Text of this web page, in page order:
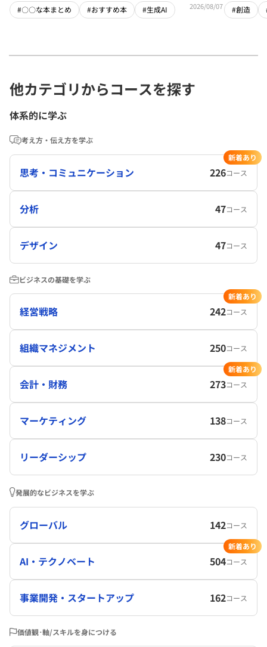
#〇〇な本まとめ #おすすめ本 #生成AI 2026/08/07 #創造
他カテゴリからコースを探す
体系的に学ぶ
考え方・伝え方を学ぶ
思考・コミュニケーション 226コース
新着あり
分析 47コース
デザイン 47コース
ビジネスの基礎を学ぶ
経営戦略 242コース
新着あり
組織マネジメント 250コース
会計・財務 273コース
新着あり
マーケティング 138コース
リーダーシップ 230コース
発展的なビジネスを学ぶ
グローバル 142コース
AI・テクノベート 504コース
新着あり
事業開発・スタートアップ 162コース
価値観･軸/スキルを身につける